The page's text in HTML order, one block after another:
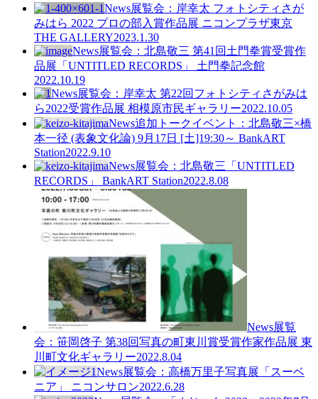
News展覧会：岸幸太 フォトシティさが
みはら 2022 プロの部入賞作品展 ニコンプラザ東京
THE GALLERY2023.1.30
News展覧会：北島敬三 第41回土門拳賞受賞作
品展「UNTITLED RECORDS」 土門拳記念館
2022.10.19
News展覧会：岸幸太 第22回フォトシティさがみは
ら2022受賞作品展 相模原市民ギャラリー2022.10.05
News追加トークイベント：北島敬三×橋
本一径 (表象文化論) 9月17日 [土]19:30～ BankART
Station2022.9.10
News展覧会：北島敬三「UNTITLED
RECORDS」 BankART Station2022.8.08
News展覧
会：笹岡啓子 第38回写真の町東川賞受賞作家作品展 東
川町文化ギャラリー2022.8.04
News展覧会：高橋万里子写真展「スーベ
ニア」 ニコンサロン2022.6.28